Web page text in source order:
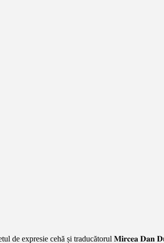
de expresie cehă și traducătorul 𝐌𝐢𝐫𝐜𝐞𝐚 𝐃𝐚𝐧